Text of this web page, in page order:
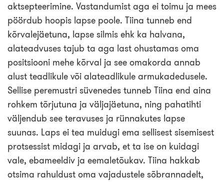
aktsepteerimine. Vastandumist aga ei toimu ja mees
pöördub hoopis lapse poole. Tiina tunneb end
kõrvalejäetuna, lapse silmis ehk ka halvana,
alateadvuses tajub ta aga last ohustamas oma
positsiooni mehe kõrval ja see omakorda annab
alust teadlikule või alateadlikule armukadedusele.
Sellise peremustri süvenedes tunneb Tiina end aina
rohkem tõrjutuna ja väljajäetuna, ning pahatihti
väljendub see teravuses ja rünnakutes lapse
suunas. Laps ei tea muidugi ema sellisest sisemisest
protsessist midagi ja arvab, et ta ise on kuidagi
vale, ebameeldiv ja eemaletõukav. Tiina hakkab
otsima rahuldust oma vajadustele sõbrannadelt,